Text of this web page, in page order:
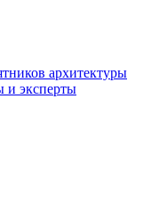
архитектуры
и эксперты